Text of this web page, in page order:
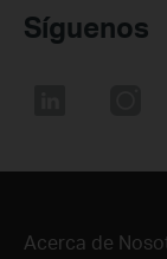
Síguenos
Acerca de